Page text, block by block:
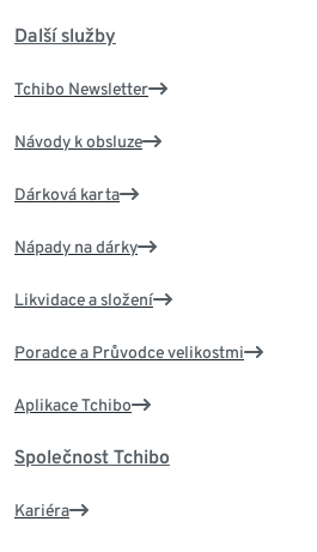
Další služby
Tchibo Newsletter
Návody k obsluze
Dárková karta
Nápady na dárky
Likvidace a složení
Poradce a Průvodce velikostmi
Aplikace Tchibo
Společnost Tchibo
Kariéra